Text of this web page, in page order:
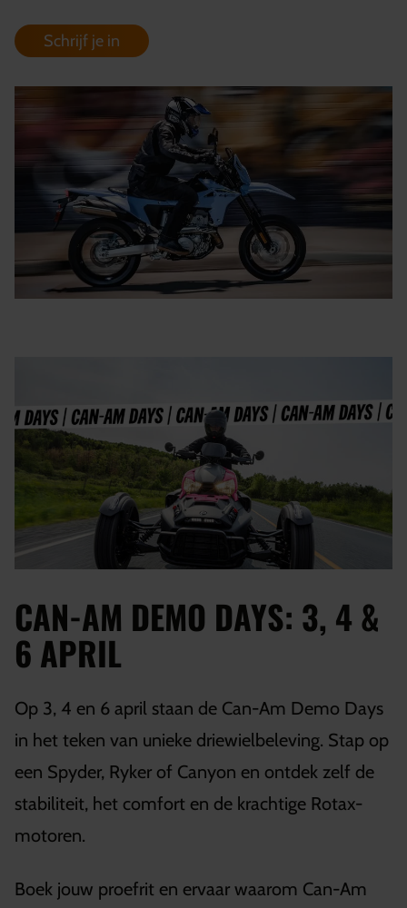
Schrijf je in
CAN-AM DEMO DAYS: 3, 4 &
6 APRIL
Op 3, 4 en 6 april staan de Can-Am Demo Days
in het teken van unieke driewielbeleving. Stap op
een Spyder, Ryker of Canyon en ontdek zelf de
stabiliteit, het comfort en de krachtige Rotax-
motoren.
Boek jouw proefrit en ervaar waarom Can-Am